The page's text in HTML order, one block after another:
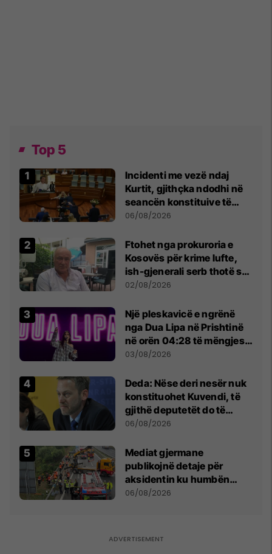
Top 5
Incidenti me vezë ndaj
Kurtit, gjithçka ndodhi në
seancën konstituive të
Kuvendit
06/08/2026
Ftohet nga prokuroria e
Kosovës për krime lufte,
ish-gjenerali serb thotë se
dikush e tradhtoi në
02/08/2026
Një pleskavicë e ngrënë
nga Dua Lipa në Prishtinë
në orën 04:28 të mëngjesit
- dhe bota digjitale serbe
03/08/2026
Deda: Nëse deri nesër nuk
konstituohet Kuvendi, të
gjithë deputetët do të
bëjnë shkelje të rëndë
06/08/2026
Mediat gjermane
publikojnë detaje për
aksidentin ku humbën
jetën tre mërgimtarë nga
06/08/2026